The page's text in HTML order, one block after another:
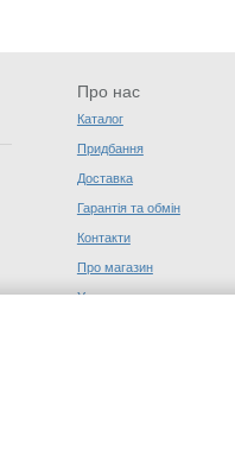
Про нас
Каталог
Придбання
Доставка
Гарантія та обмін
Контакти
Про магазин
Угода користувача